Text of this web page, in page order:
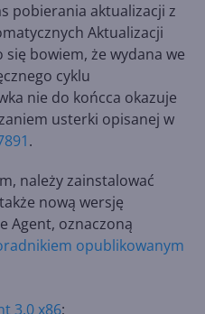
pobierania aktualizacji z
Aktualizacji
się bowiem, że wydana we
cyklu
nie do końcca okazuje
usterki opisanej w
.
należy zainstalować
nową wersję
Agent, oznaczoną
opublikowanym
3.0 x86;